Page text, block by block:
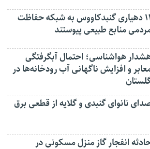
۱۱ دهیاری گنبدکاووس به شبکه حفاظت
منابع طبیعی پیوستند
هواشناسی؛ احتمال آبگرفتگی
و افزایش ناگهانی آب رودخانه‌ها در
نانوای گنبدی و گلایه از قطعی برق
انفجار گاز منزل مسکونی در